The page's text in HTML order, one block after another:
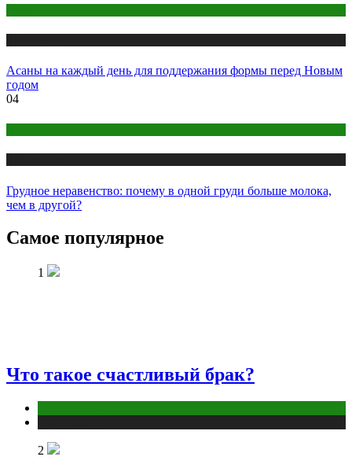
Асаны на каждый день для поддержания формы перед Новым
годом
04
Грудное неравенство: почему в одной груди больше молока,
чем в другой?
Самое популярное
1
Что такое счастливый брак?
2